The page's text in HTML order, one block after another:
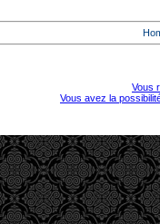
Vous
Vous avez la